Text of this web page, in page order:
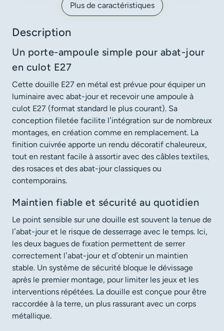
Plus de caractéristiques
Description
Un porte-ampoule simple pour abat-jour
en culot E27
Cette douille E27 en métal est prévue pour équiper un
luminaire avec abat-jour et recevoir une ampoule à
culot E27 (format standard le plus courant). Sa
conception filetée facilite l’intégration sur de nombreux
montages, en création comme en remplacement. La
finition cuivrée apporte un rendu décoratif chaleureux,
tout en restant facile à assortir avec des câbles textiles,
des rosaces et des abat-jour classiques ou
contemporains.
Maintien fiable et sécurité au quotidien
Le point sensible sur une douille est souvent la tenue de
l’abat-jour et le risque de desserrage avec le temps. Ici,
les deux bagues de fixation permettent de serrer
correctement l’abat-jour et d’obtenir un maintien
stable. Un système de sécurité bloque le dévissage
après le premier montage, pour limiter les jeux et les
interventions répétées. La douille est conçue pour être
raccordée à la terre, un plus rassurant avec un corps
métallique.